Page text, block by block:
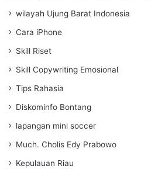
wilayah Ujung Barat Indonesia
Cara iPhone
Skill Riset
Skill Copywriting Emosional
Tips Rahasia
Diskominfo Bontang
lapangan mini soccer
Much. Cholis Edy Prabowo
Kepulauan Riau